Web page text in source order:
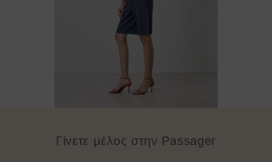
Γίνετε μέλος στην Passager